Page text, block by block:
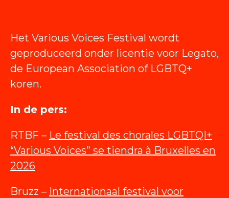
Het Various Voices Festival wordt
geproduceerd onder licentie voor Legato,
de European Association of LGBTQ+
koren.
In de pers:
RTBF – Le festival des chorales LGBTQI+
“Various Voices” se tiendra à Bruxelles en
2026
Bruzz – Internationaal festival voor